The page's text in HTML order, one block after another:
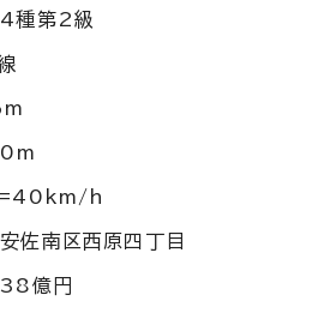
4種第2級
h
佐南区西原四丁目
38億円